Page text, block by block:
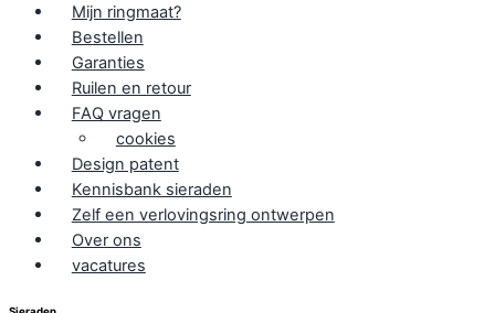
Mijn ringmaat?
Bestellen
Garanties
Ruilen en retour
FAQ vragen
cookies
Design patent
Kennisbank sieraden
Zelf een verlovingsring ontwerpen
Over ons
vacatures